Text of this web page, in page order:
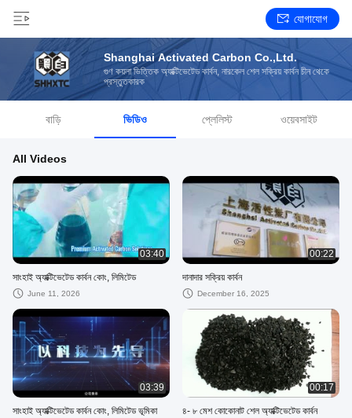
যোগাযোগ
Shanghai Activated Carbon Co.,Ltd.
গুণ কয়লা ভিত্তিক অ্যাক্টিভেটেড কার্বন, নারকেল শেল সক্রিয় কার্বন চীন থেকে
প্রস্তুতকারক
বাড়ি ভিডিও প্লেলিস্ট ওয়েবসাইট
All Videos
03:40
সাংহাই অ্যাক্টিভেটেড কার্বন কোং, লিমিটেড
June 11, 2026
00:22
দানাদার সক্রিয় কার্বন
December 16, 2025
03:39
সাংহাই অ্যাক্টিভেটেড কার্বন কোং, লিমিটেড ভূমিকা
00:17
৪- ৮ মেশ কোকোনাট শেল অ্যাক্টিভেটেড কার্বন